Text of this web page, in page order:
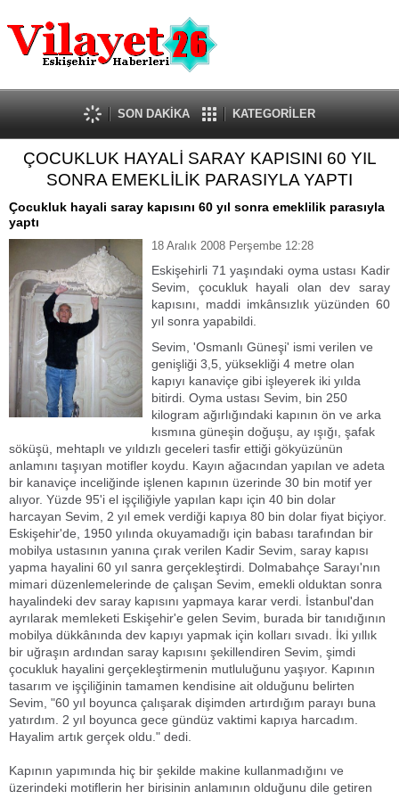
Güncel
Ekonomi
Politika
Eğitim
Spor
Kültür-Sanat
Dünya
Röportaj
Tanıtım Yazısı
SON DAKİKA KATEGORİLER
ÇOCUKLUK HAYALİ SARAY KAPISINI 60 YIL
SONRA EMEKLİLİK PARASIYLA YAPTI
Çocukluk hayali saray kapısını 60 yıl sonra emeklilik parasıyla
yaptı
18 Aralık 2008 Perşembe 12:28
Eskişehirli 71 yaşındaki oyma ustası Kadir
Sevim, çocukluk hayali olan dev saray
kapısını, maddi imkânsızlık yüzünden 60
yıl sonra yapabildi.
Sevim, 'Osmanlı Güneşi' ismi verilen ve
genişliği 3,5, yüksekliği 4 metre olan
kapıyı kanaviçe gibi işleyerek iki yılda
bitirdi. Oyma ustası Sevim, bin 250
kilogram ağırlığındaki kapının ön ve arka
kısmına güneşin doğuşu, ay ışığı, şafak
söküşü, mehtaplı ve yıldızlı geceleri tasfir ettiği gökyüzünün
anlamını taşıyan motifler koydu. Kayın ağacından yapılan ve adeta
bir kanaviçe inceliğinde işlenen kapının üzerinde 30 bin motif yer
alıyor. Yüzde 95'i el işçiliğiyle yapılan kapı için 40 bin dolar
harcayan Sevim, 2 yıl emek verdiği kapıya 80 bin dolar fiyat biçiyor.
Eskişehir'de, 1950 yılında okuyamadığı için babası tarafından bir
mobilya ustasının yanına çırak verilen Kadir Sevim, saray kapısı
yapma hayalini 60 yıl sanra gerçekleştirdi. Dolmabahçe Sarayı'nın
mimari düzenlemelerinde de çalışan Sevim, emekli olduktan sonra
hayalindeki dev saray kapısını yapmaya karar verdi. İstanbul'dan
ayrılarak memleketi Eskişehir'e gelen Sevim, burada bir tanıdığının
mobilya dükkânında dev kapıyı yapmak için kolları sıvadı. İki yıllık
bir uğraşın ardından saray kapısını şekillendiren Sevim, şimdi
çocukluk hayalini gerçekleştirmenin mutluluğunu yaşıyor. Kapının
tasarım ve işçiliğinin tamamen kendisine ait olduğunu belirten
Sevim, "60 yıl boyunca çalışarak dişimden artırdığım parayı buna
yatırdım. 2 yıl boyunca gece gündüz vaktimi kapıya harcadım.
Hayalim artık gerçek oldu." dedi.
Kapının yapımında hiç bir şekilde makine kullanmadığını ve
üzerindeki motiflerin her birisinin anlamının olduğunu dile getiren